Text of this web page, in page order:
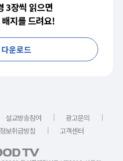
3장씩 읽으면
지를 드려요!
운로드
설교방송참여 ｜ 광고문의
｜
보취급방침 ｜ 고객센터